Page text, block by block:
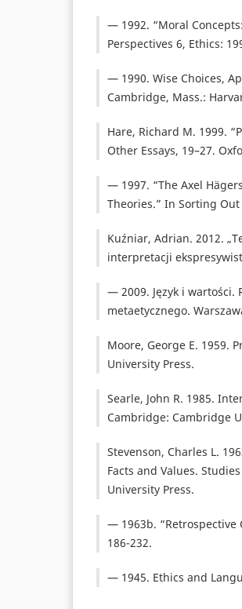
— 1992. “Moral
Perspectives 6, Ethics:
— 1990. Wise Choices,
Cambridge, Mass.:
Hare, Richard M. 1999.
Other Essays, 19–27.
— 1997. “The Axel
Theories.” In Sorting
Kuźniar, Adrian. 2012.
interpretacji
— 2009. Język i wartości.
metaetycznego.
Moore, George E. 1959.
University Press.
Searle, John R. 1985.
Cambridge: Cambridge
Stevenson, Charles L.
Facts and Values.
University Press.
— 1963b. “Retrospective
186-232.
— 1945. Ethics and